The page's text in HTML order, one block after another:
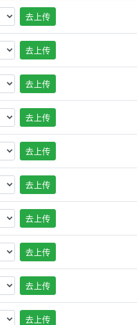
去上传
去上传
去上传
去上传
去上传
去上传
去上传
去上传
去上传
去上传